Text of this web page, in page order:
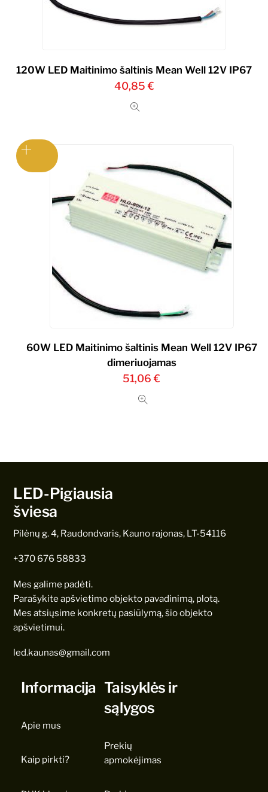
120W LED Maitinimo šaltinis Mean Well 12V IP67
40,85 €
60W LED Maitinimo šaltinis Mean Well 12V IP67
dimeriuojamas
51,06€
LED-Pigiausia
šviesa
Pilėnų g. 4, Raudondvaris, Kauno rajonas, LT-54116
+370 676 58833
Mes galime padėti.
Parašykite apšvietimo objekto pavadinimą, plotą.
Mes atsiųsime konkretų pasiūlymą, šio objekto
apšvietimui.
led.kaunas@gmail.com
Informacija
Apie mus
Kaip pirkti?
Taisyklės ir
sąlygos
Prekių
apmokėjimas